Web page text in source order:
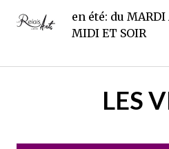
Le Relais des Arts
en été: du MARDI
MIDI ET SOIR
LES